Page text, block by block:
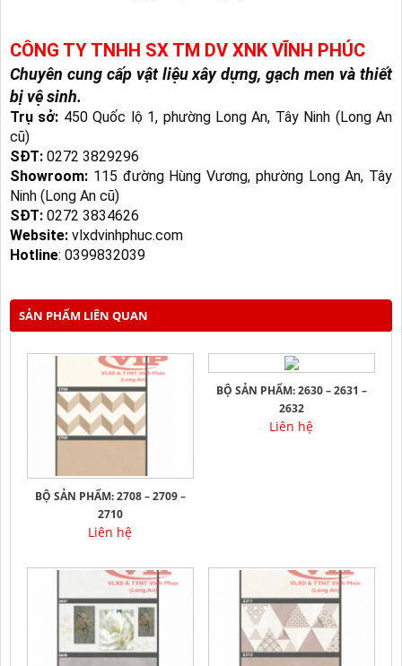
CÔNG TY TNHH SX TM DV XNK VĨNH PHÚC
Chuyên cung cấp vật liệu xây dựng, gạch men và thiết
bị vệ sinh.
Trụ sở: 450 Quốc lộ 1, phường Long An, Tây Ninh (Long An
cũ)
SĐT: 0272 3829296
Showroom: 115 đường Hùng Vương, phường Long An, Tây
Ninh (Long An cũ)
SĐT: 0272 3834626
Website: vlxdvinhphuc.com
Hotline: 0399832039
SẢN PHẨM LIÊN QUAN
BỘ SẢN PHẨM: 2708 – 2709 –
2710
Liên hệ
BỘ SẢN PHẨM: 2630 – 2631 –
2632
Liên hệ